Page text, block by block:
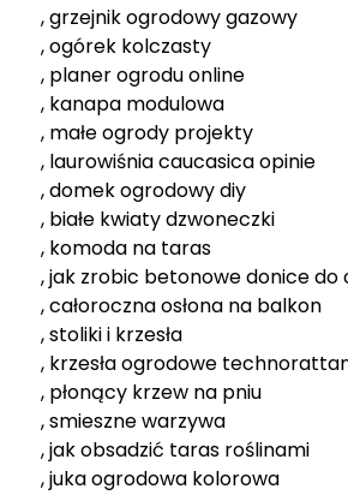
, grzejnik ogrodowy gazowy
, ogórek kolczasty
, planer ogrodu online
, kanapa modulowa
, małe ogrody projekty
, laurowiśnia caucasica opinie
, domek ogrodowy diy
, białe kwiaty dzwoneczki
, komoda na taras
, jak zrobic betonowe donice do
, całoroczna osłona na balkon
, stoliki i krzesła
, krzesła ogrodowe
, płonący krzew na pniu
, smieszne warzywa
, jak obsadzić taras roślinami
, juka ogrodowa kolorowa